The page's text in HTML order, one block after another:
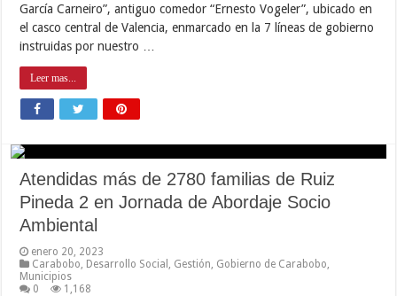
García Carneiro”, antiguo comedor “Ernesto Vogeler”, ubicado en
el casco central de Valencia, enmarcado en la 7 líneas de gobierno
instruidas por nuestro …
Leer mas...
Atendidas más de 2780 familias de Ruiz
Pineda 2 en Jornada de Abordaje Socio
Ambiental
enero 20, 2023
Carabobo Desarrollo Social Gestión Gobierno de Carabobo
Municipios
0
1,168